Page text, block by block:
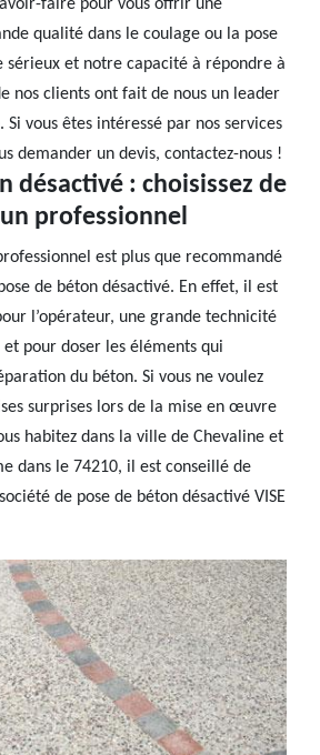
faire pour vous offrir une
qualité dans le coulage ou la pose
sérieux et notre capacité à répondre à
nos clients ont fait de nous un leader
vous êtes intéressé par nos services
demander un devis, contactez-nous !
désactivé : choisissez de
professionnel
est plus que recommandé
de béton désactivé. En effet, il est
l’opérateur, une grande technicité
pour doser les éléments qui
du béton. Si vous ne voulez
surprises lors de la mise en œuvre
habitez dans la ville de Chevaline et
dans le 74210, il est conseillé de
de pose de béton désactivé VISE